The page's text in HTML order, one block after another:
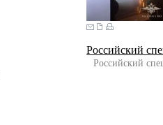
Российский
Российский